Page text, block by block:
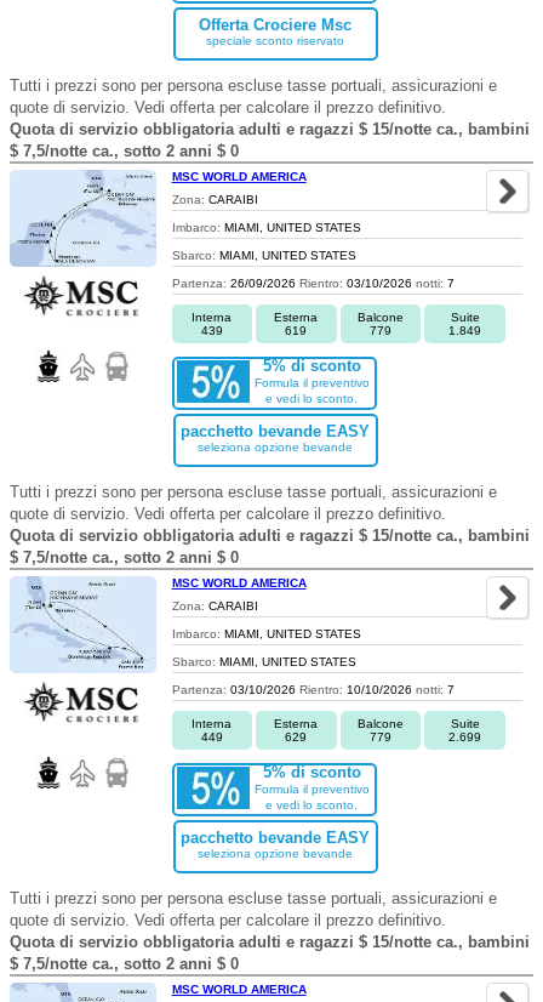
Offerta Crociere Msc
speciale sconto riservato
Tutti i prezzi sono per persona escluse tasse portuali, assicurazioni e
quote di servizio. Vedi offerta per calcolare il prezzo definitivo.
Quota di servizio obbligatoria adulti e ragazzi $ 15/notte ca., bambini
$ 7,5/notte ca., sotto 2 anni $ 0
MSC WORLD AMERICA
Zona: CARAIBI
Imbarco: MIAMI, UNITED STATES
Sbarco: MIAMI, UNITED STATES
Partenza: 26/09/2026 Rientro: 03/10/2026 notti: 7
Interna
439
Esterna
619
Balcone
779
Suite
1.849
5% di sconto
Formula il preventivo
e vedi lo sconto.
pacchetto bevande EASY
seleziona opzione bevande
Tutti i prezzi sono per persona escluse tasse portuali, assicurazioni e
quote di servizio. Vedi offerta per calcolare il prezzo definitivo.
Quota di servizio obbligatoria adulti e ragazzi $ 15/notte ca., bambini
$ 7,5/notte ca., sotto 2 anni $ 0
MSC WORLD AMERICA
Zona: CARAIBI
Imbarco: MIAMI, UNITED STATES
Sbarco: MIAMI, UNITED STATES
Partenza: 03/10/2026 Rientro: 10/10/2026 notti: 7
Interna
449
Esterna
629
Balcone
779
Suite
2.699
5% di sconto
Formula il preventivo
e vedi lo sconto.
pacchetto bevande EASY
seleziona opzione bevande
Tutti i prezzi sono per persona escluse tasse portuali, assicurazioni e
quote di servizio. Vedi offerta per calcolare il prezzo definitivo.
Quota di servizio obbligatoria adulti e ragazzi $ 15/notte ca., bambini
$ 7,5/notte ca., sotto 2 anni $ 0
MSC WORLD AMERICA